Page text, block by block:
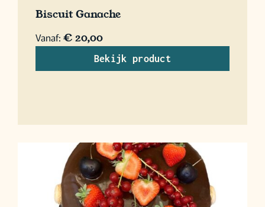
Biscuit Ganache
Vanaf: €20,00
Bekijk product